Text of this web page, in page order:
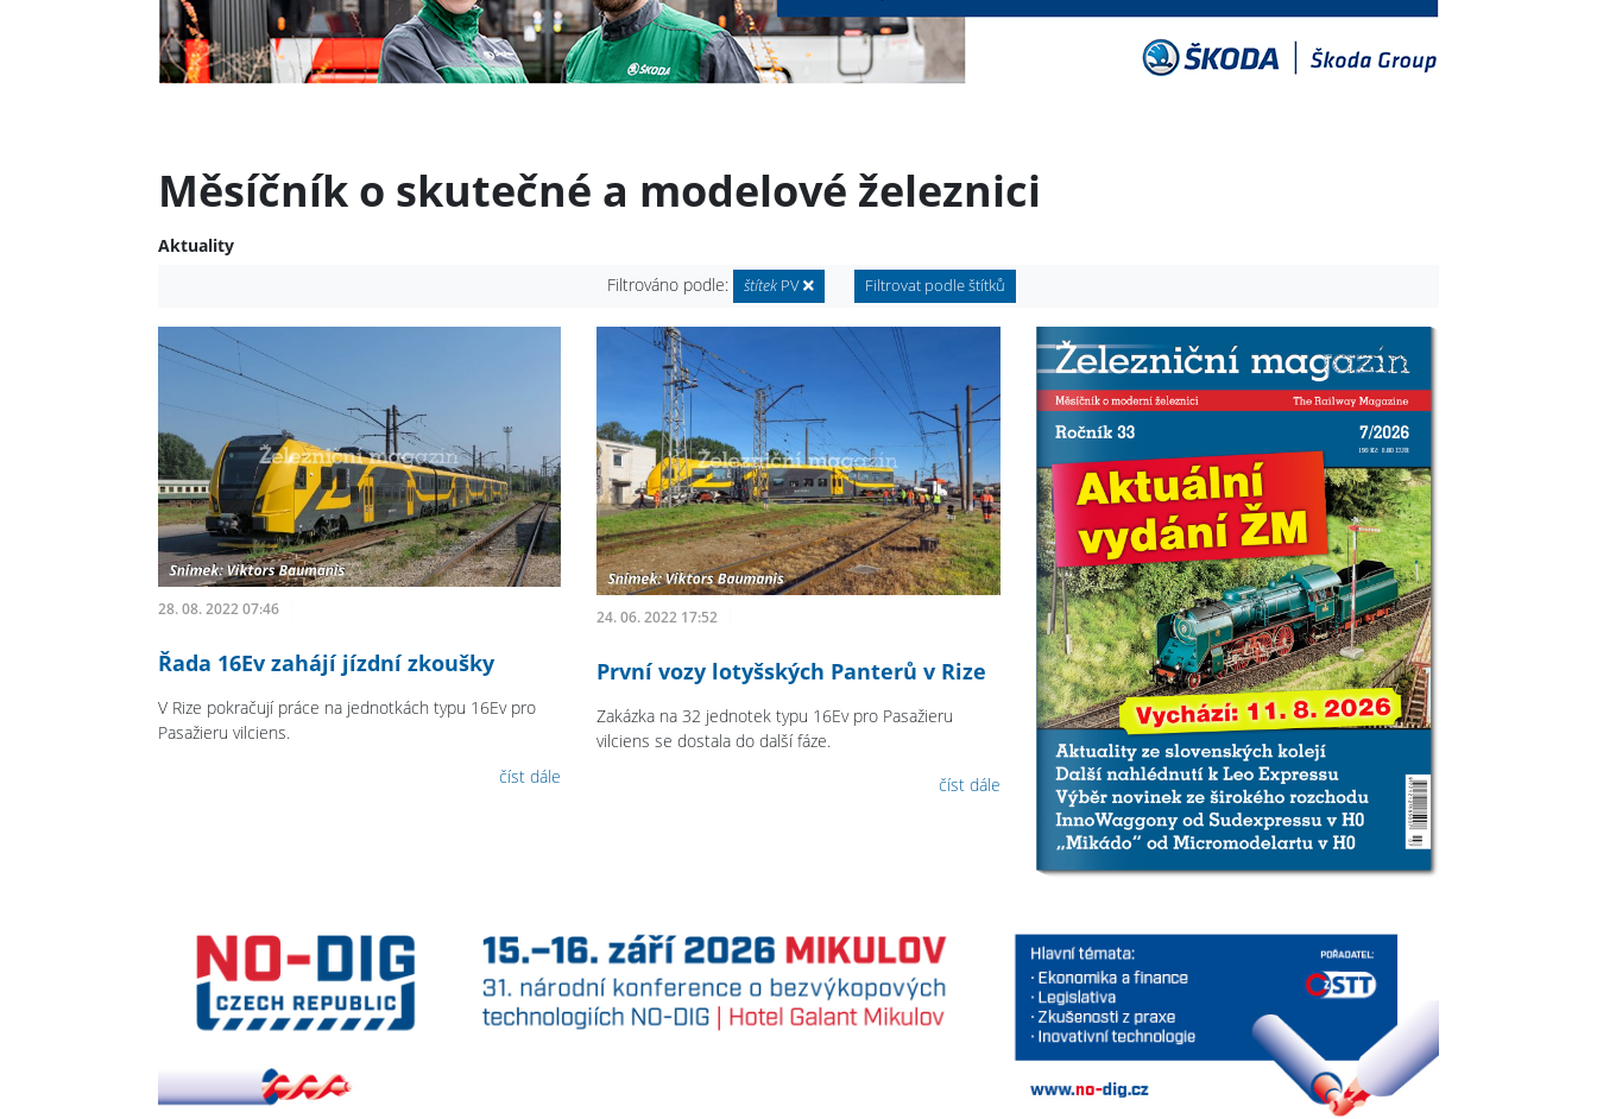
Měsíčník o skutečné a modelové železnici
Aktuality
Filtrováno podle:
štítekPV Filtrovat podle štítků
28. 08. 2022 07:46
Řada 16Ev zahájí jízdní zkoušky
V Rize pokračují práce na jednotkách typu 16Ev pro
Pasažieru vilciens.
číst dále
24. 06. 2022 17:52
První vozy lotyšských Panterů v Rize
Zakázka na 32 jednotek typu 16Ev pro Pasažieru
vilciens se dostala do další fáze.
číst dále